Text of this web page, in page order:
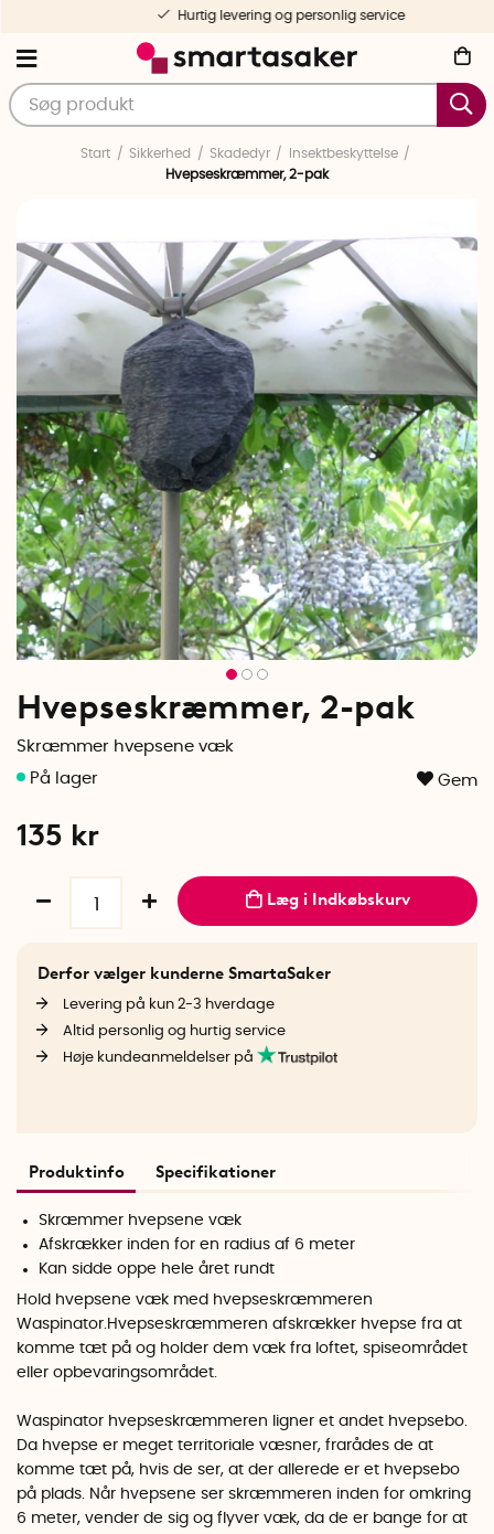
Hurtig levering og personlig service
Start Sikkerhed Skadedyr
Insektbeskyttelse
Hvepseskræmmer, 2-pak
Hvepseskræmmer, 2-pak
Skræmmer hvepsene væk
Gem
135 kr
Læg i Indkøbskurv
Derfor vælger kunderne SmartaSaker
Levering på kun 2-3 hverdage
Altid personlig og hurtig service
Høje kundeanmeldelser på
Produktinfo Specifikationer
Skræmmer hvepsene væk
Afskrækker inden for en radius af 6 meter
Kan sidde oppe hele året rundt
Hold hvepsene væk med hvepseskræmmeren
Waspinator.Hvepseskræmmeren afskrækker hvepse fra at
komme tæt på og holder dem væk fra loftet, spiseområdet
eller opbevaringsområdet.
Waspinator hvepseskræmmeren ligner et andet hvepsebo.
Da hvepse er meget territoriale væsner, frarådes de at
komme tæt på, hvis de ser, at der allerede er et hvepsebo
på plads. Når hvepsene ser skræmmeren inden for omkring
6 meter, vender de sig og flyver væk, da de er bange for at